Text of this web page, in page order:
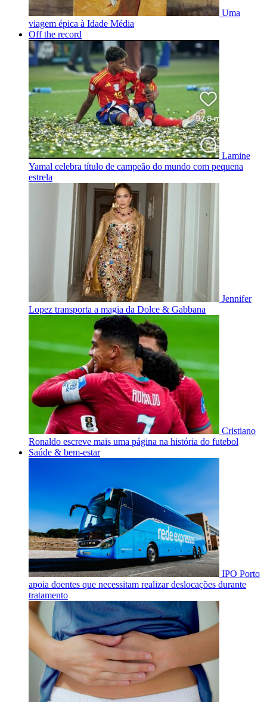
Uma
viagem épica à Idade Média
Off the record
Lamine
Yamal celebra título de campeão do mundo com pequena
estrela
Jennifer
Lopez transporta a magia da Dolce & Gabbana
Cristiano
Ronaldo escreve mais uma página na história do futebol
Saúde & bem-estar
IPO Porto
apoia doentes que necessitam realizar deslocações durante
tratamento